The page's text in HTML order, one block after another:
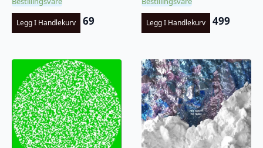
Legg I Handlekurv 69 Legg I Handlekurv 499